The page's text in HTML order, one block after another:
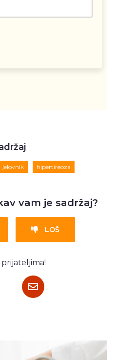
jelovnik hipertireoza
vam je sadržaj?
LOŠ
prijateljima!